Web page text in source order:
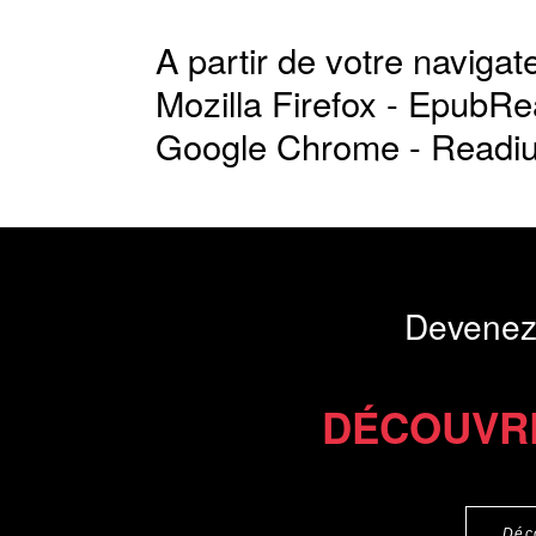
A partir de votre
Mozilla Firefox -
Google Chrome -